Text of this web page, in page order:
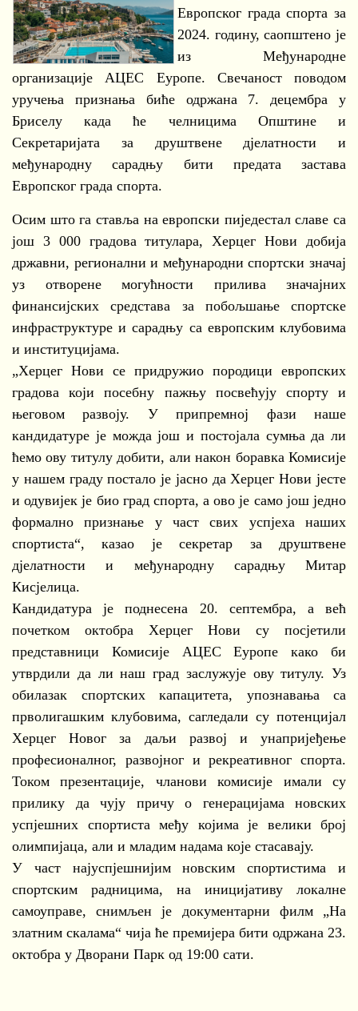
Европског града спорта за
2024. годину, саопштено је
из Међународне
организације АЦЕС Еуропе. Свечаност поводом
уручења признања биће одржана 7. децембра у
Бриселу када ће челницима Општине и
Секретаријата за друштвене дјелатности и
међународну сарадњу бити предата застава
Европског града спорта.
Осим што га ставља на европски пиједестал славе са
још 3 000 градова титулара, Херцег Нови добија
државни, регионални и међународни спортски значај
уз отворене могућности прилива значајних
финансијских средстава за побољшање спортске
инфраструктуре и сарадњу са европским клубовима
и институцијама.
„Херцег Нови се придружио породици европских
градова који посебну пажњу посвећују спорту и
његовом развоју. У припремној фази наше
кандидатуре је можда још и постојала сумња да ли
ћемо ову титулу добити, али након боравка Комисије
у нашем граду постало је јасно да Херцег Нови јесте
и одувијек је био град спорта, а ово је само још једно
формално признање у част свих успјеха наших
спортиста“, казао је секретар за друштвене
дјелатности и међународну сарадњу Митар
Кисјелица.
Кандидатура је поднесена 20. септембра, а већ
почетком октобра Херцег Нови су посјетили
представници Комисије АЦЕС Еуропе како би
утврдили да ли наш град заслужује ову титулу. Уз
обилазак спортских капацитета, упознавања са
прволигашким клубовима, сагледали су потенцијал
Херцег Новог за даљи развој и унапријеђење
професионалног, развојног и рекреативног спорта.
Током презентације, чланови комисије имали су
прилику да чују причу о генерацијама новских
успјешних спортиста међу којима је велики број
олимпијаца, али и младим надама које стасавају.
У част најуспјешнијим новским спортистима и
спортским радницима, на иницијативу локалне
самоуправе, снимљен је документарни филм „На
златним скалама“ чија ће премијера бити одржана 23.
октобра у Дворани Парк од 19:00 сати.